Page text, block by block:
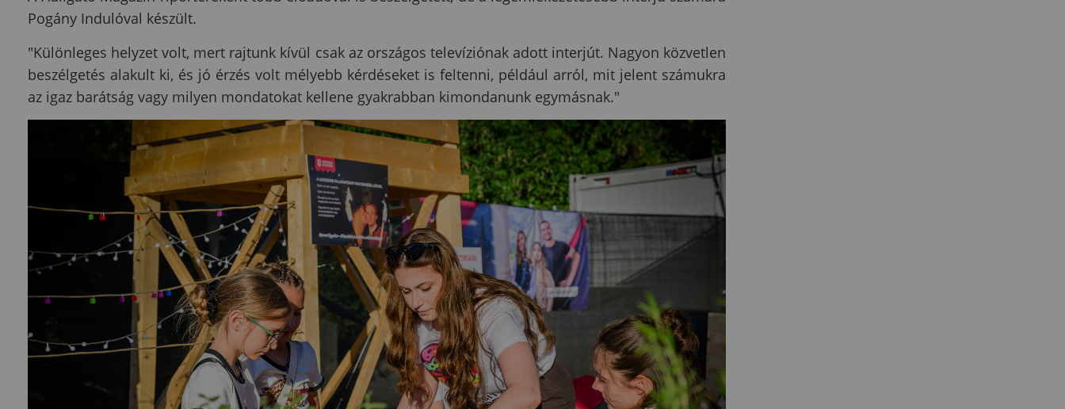
Pogány Indulóval készült.
"Különleges helyzet volt, mert rajtunk kívül csak az országos televíziónak adott interjút. Nagyon közvetlen
beszélgetés alakult ki, és jó érzés volt mélyebb kérdéseket is feltenni, például arról, mit jelent számukra
az igaz barátság vagy milyen mondatokat kellene gyakrabban kimondanunk egymásnak."